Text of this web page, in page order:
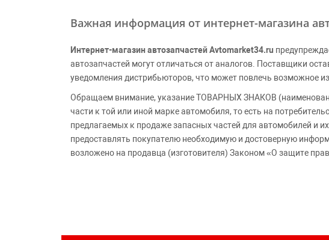
Важная информация от интернет-магазина
Интернет-магазин автозапчастей Avtomarket34.ru
автозапчастей могут отличаться от аналогов. Поставщики
уведомления дистрибьюторов, что может повлечь возможное
Обращаем внимание, указание ТОВАРНЫХ ЗНАКОВ
части к той или иной марке автомобиля, то есть на
предлагаемых к продаже запасных частей для автомобилей и
предоставлять покупателю необходимую и достоверную
возложено на продавца (изготовителя) Законом «О защите прав